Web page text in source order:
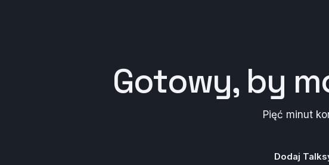
Gotowy, by
Pięć minut
Dodaj